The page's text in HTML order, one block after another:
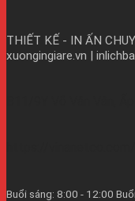
THIẾT KẾ - IN ẤN
xuongingiare.vn |
https://
Buổi sáng: 8:00 - 12:00